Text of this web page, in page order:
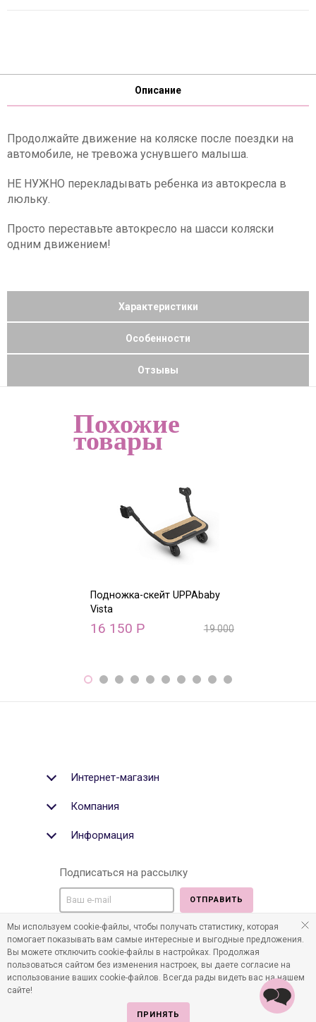
Описание
Продолжайте движение на коляске после поездки на
автомобиле, не тревожа уснувшего малыша.
НЕ НУЖНО перекладывать ребенка из автокресла в
люльку.
Просто переставьте автокресло на шасси коляски
одним движением!
Характеристики
Особенности
Отзывы
Похожие
товары
Подножка-скейт UPPAbaby
Vista
16 150 Р 19 000
Интернет-магазин
Компания
Информация
Подписаться на рассылку
ОТПРАВИТЬ
Мы в социальных медиа:
©2011-2026 Все права защищены. Интернет-магазин
детских товаров www.infania.ru.
Мы используем cookie-файлы, чтобы получать статистику, которая
помогает показывать вам самые интересные и выгодные предложения.
Вы можете отключить cookie-файлы в настройках. Продолжая
пользоваться сайтом без изменения настроек, вы даете согласие на
использование ваших cookie-файлов. Всегда рады видеть вас на нашем
сайте!
ПРИНЯТЬ